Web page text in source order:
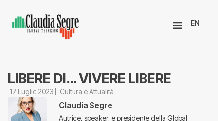
EN
LIBERE DI… VIVERE LIBERE
17 Luglio 2023 Cultura e Attualità
Claudia Segre
Autrice, speaker, e presidente della Global